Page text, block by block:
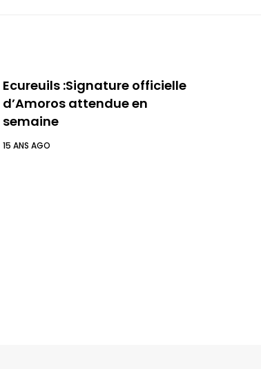
Ecureuils :Signature officielle
d’Amoros attendue en
semaine
15 ANS AGO